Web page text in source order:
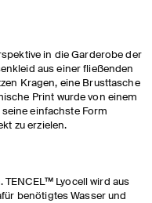
in die Garderobe der
aus einer fließenden
Kragen, eine Brusttasche
Print wurde von einem
einfachste Form
zu erzielen.
TENCEL™ Lyocell wird aus
benötigtes Wasser und